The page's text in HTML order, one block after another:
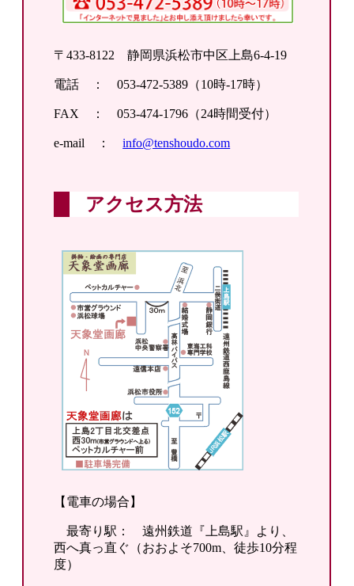
〒433-8122 静岡県浜松市中区上島6-4-19
電話 ： 053-472-5389（10時-17時）
FAX ： 053-474-1796（24時間受付）
e-mail ：info@tenshoudo.com
アクセス方法
【電車の場合】
最寄り駅： 遠州鉄道『上島駅』より、
西へ真っ直ぐ（おおよそ700m、徒歩10分程
度）